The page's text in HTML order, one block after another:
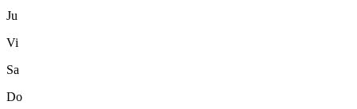
Ju
Vi
Sa
Do